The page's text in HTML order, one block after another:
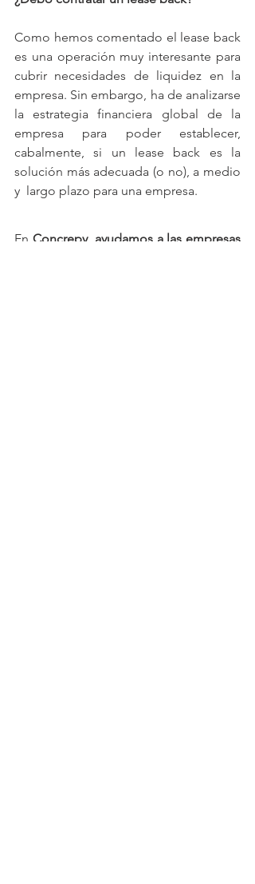
Como hemos comentado el lease back
es una operación muy interesante para
cubrir necesidades de liquidez en la
empresa. Sin embargo, ha de analizarse
la estrategia financiera global de la
empresa para poder establecer,
cabalmente, si un lease back es la
solución más adecuada (o no), a medio
y  largo plazo para una empresa.
En Concrepy ayudamos a las empresas